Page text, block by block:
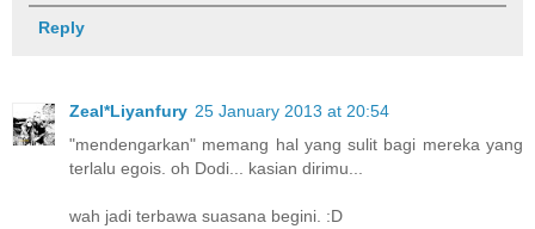
Reply
Zeal*Liyanfury 25 January 2013 at 20:54
"mendengarkan" memang hal yang sulit bagi mereka yang
terlalu egois. oh Dodi... kasian dirimu...
wah jadi terbawa suasana begini. :D